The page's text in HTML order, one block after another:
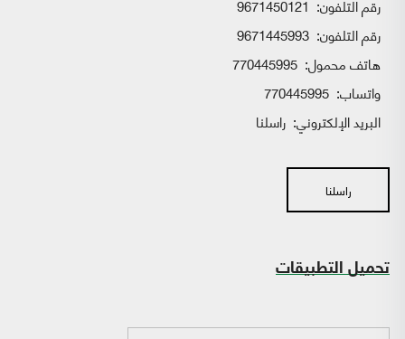
رقم التلفون: 9671450121
رقم التلفون: 9671445993
هاتف محمول: 770445995
واتساب:
البريد الإلكتروني: راسلنا
راسلنا
تحميل التطبيقات